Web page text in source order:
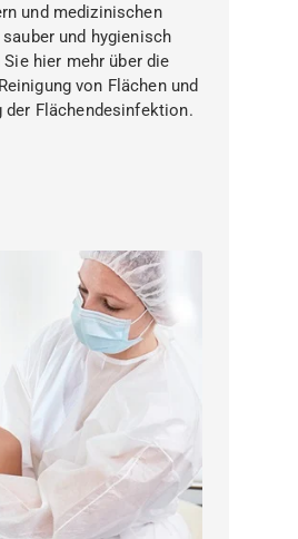
und medizinischen
und hygienisch
hier mehr über die
von Flächen und
der Flächendesinfektion.